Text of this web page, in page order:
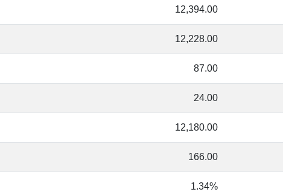
12,394.00
12,228.00
87.00
24.00
12,180.00
166.00
1.34%